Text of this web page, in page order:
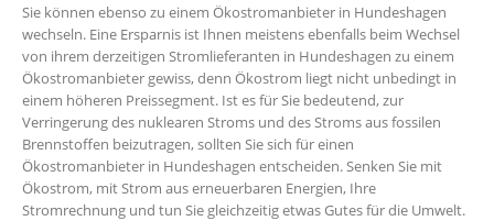
Sie können ebenso zu einem Ökostromanbieter in Hundeshagen
wechseln. Eine Ersparnis ist Ihnen meistens ebenfalls beim Wechsel
von ihrem derzeitigen Stromlieferanten in Hundeshagen zu einem
Ökostromanbieter gewiss, denn Ökostrom liegt nicht unbedingt in
einem höheren Preissegment. Ist es für Sie bedeutend, zur
Verringerung des nuklearen Stroms und des Stroms aus fossilen
Brennstoffen beizutragen, sollten Sie sich für einen
Ökostromanbieter in Hundeshagen entscheiden. Senken Sie mit
Ökostrom, mit Strom aus erneuerbaren Energien, Ihre
Stromrechnung und tun Sie gleichzeitig etwas Gutes für die Umwelt.